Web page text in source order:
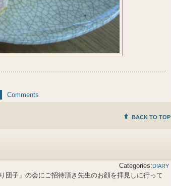
Comments
BACK TO TOP
Categories:DIARY
団子」の会にご招待頂き先生のお顔を拝見しに行って